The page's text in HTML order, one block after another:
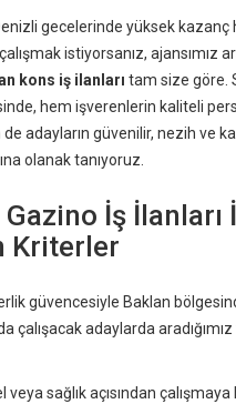
gecelerinde yüksek
istiyorsanız, ajansımız
kons iş ilanları tam size göre.
hem işverenlerin kaliteli
de adayların güvenilir, nezih ve
olanak tanıyoruz.
İş İlanları
Kriterler
güvencesiyle Baklan
çalışacak adaylarda
veya sağlık açısından